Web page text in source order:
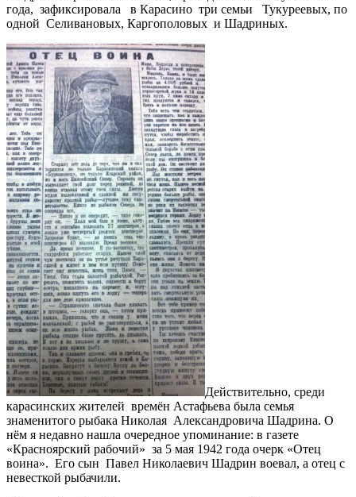
года, зафиксировала в Карасино три семьи Тукуреевых, по
одной Селивановых, Каргополовых и Шадриных.
Действительно, среди
карасинских жителей времён Астафьева была семья
знаменитого рыбака Николая Александровича Шадрина. О
нём я недавно нашла очередное упоминание: в газете
«Красноярский рабочий» за 5 мая 1942 года очерк «Отец
воина». Его сын Павел Николаевич Шадрин воевал, а отец с
невесткой рыбачили.